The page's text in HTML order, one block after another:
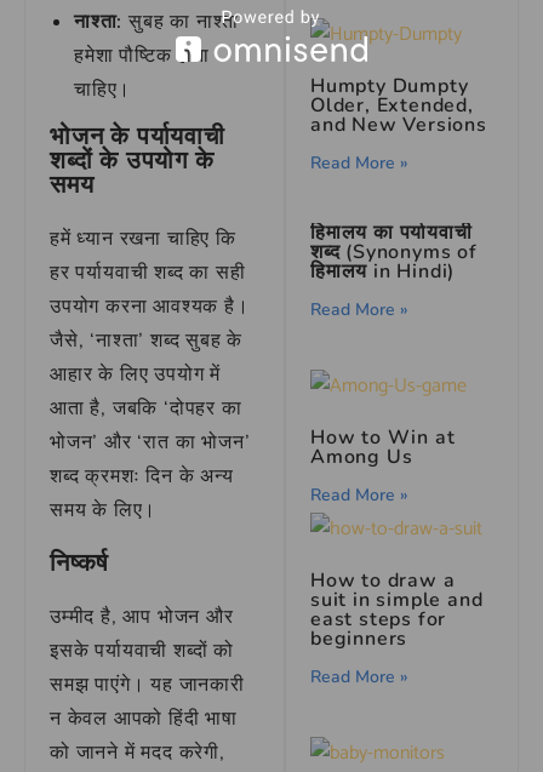
नाश्ता: सुबह का नाश्ता
हमेशा पौष्टिक होना
चाहिए।
भोजन के पर्यायवाची
शब्दों के उपयोग के
समय
हमें ध्यान रखना चाहिए कि
हर पर्यायवाची शब्द का सही
उपयोग करना आवश्यक है।
जैसे, ‘नाश्ता’ शब्द सुबह के
आहार के लिए उपयोग में
आता है, जबकि ‘दोपहर का
भोजन’ और ‘रात का भोजन’
शब्द क्रमशः दिन के अन्य
समय के लिए।
निष्कर्ष
उम्मीद है, आप भोजन और
इसके पर्यायवाची शब्दों को
समझ पाएंगे। यह जानकारी
न केवल आपको हिंदी भाषा
को जानने में मदद करेगी,
Humpty Dumpty
Older, Extended,
and New Versions
Read More »
हिमालय का पर्यायवाची
शब्द (Synonyms of
हिमालय in Hindi)
Read More »
How to Win at
Among Us
Read More »
How to draw a
suit in simple and
east steps for
beginners
Read More »